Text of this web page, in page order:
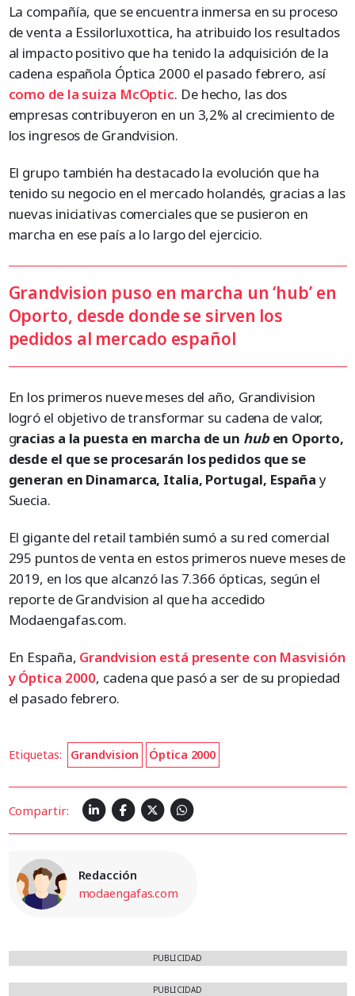
La compañía, que se encuentra inmersa en su proceso
de venta a Essilorluxottica, ha atribuido los resultados
al impacto positivo que ha tenido la adquisición de la
cadena española Óptica 2000 el pasado febrero, así
como de la suiza McOptic. De hecho, las dos
empresas contribuyeron en un 3,2% al crecimiento de
los ingresos de Grandvision.
El grupo también ha destacado la evolución que ha
tenido su negocio en el mercado holandés, gracias a las
nuevas iniciativas comerciales que se pusieron en
marcha en ese país a lo largo del ejercicio.
Grandvision puso en marcha un ‘hub’ en
Oporto, desde donde se sirven los
pedidos al mercado español
En los primeros nueve meses del año, Grandivision
logró el objetivo de transformar su cadena de valor,
gracias a la puesta en marcha de un huben Oporto,
desde el que se procesarán los pedidos que se
generan en Dinamarca, Italia, Portugal, España y
Suecia.
El gigante del retail también sumó a su red comercial
295 puntos de venta en estos primeros nueve meses de
2019, en los que alcanzó las 7.366 ópticas, según el
reporte de Grandvision al que ha accedido
Modaengafas.com.
En España, Grandvision está presente con Masvisión
y Óptica 2000, cadena que pasó a ser de su propiedad
el pasado febrero.
Etiquetas: Grandvision Óptica 2000
Compartir:
Redacción
modaengafas.com
PUBLICIDAD
PUBLICIDAD